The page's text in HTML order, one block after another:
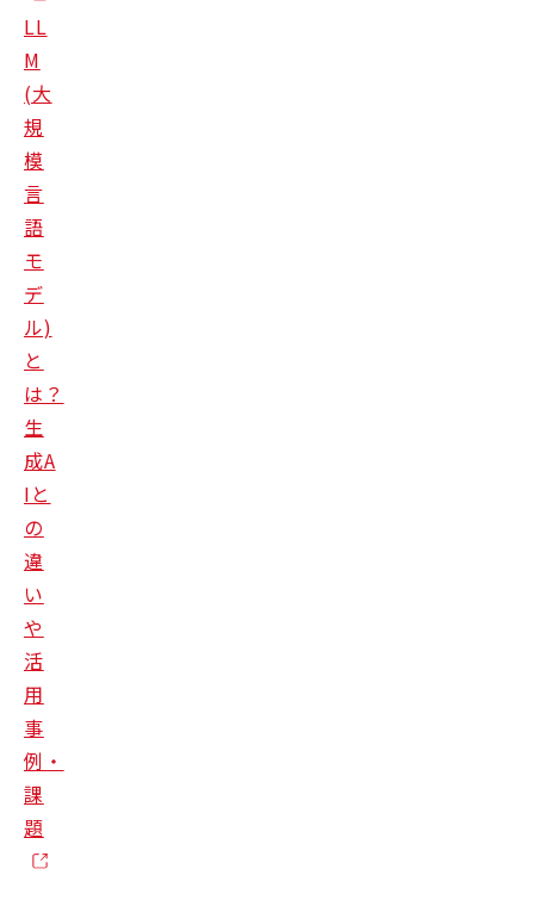
LL
M
(大
規
模
言
語
モ
デ
ル)
と
は？
生
成A
Iと
の
違
い
や
活
用
事
例・
課
題